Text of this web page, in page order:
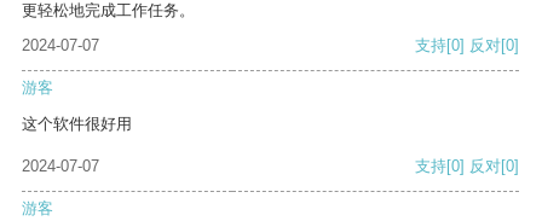
更轻松地完成工作任务。
2024-07-07
支持[0] 反对[0]
游客
这个软件很好用
2024-07-07 支持[0] 反对[0]
游客